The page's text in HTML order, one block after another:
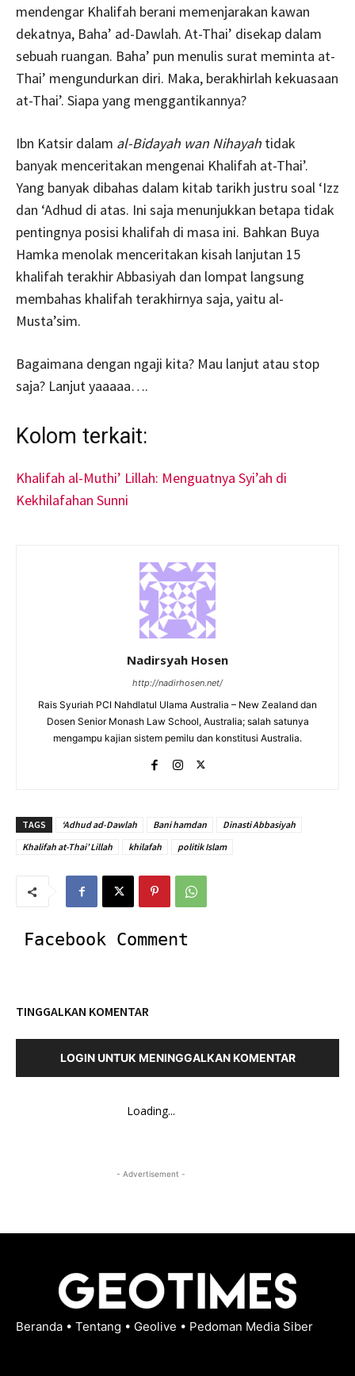
mendengar Khalifah berani memenjarakan kawan
dekatnya, Baha’ ad-Dawlah. At-Thai’ disekap dalam
sebuah ruangan. Baha’ pun menulis surat meminta at-
Thai’ mengundurkan diri. Maka, berakhirlah kekuasaan
at-Thai’. Siapa yang menggantikannya?
Ibn Katsir dalam al-Bidayah wan Nihayah tidak
banyak menceritakan mengenai Khalifah at-Thai’.
Yang banyak dibahas dalam kitab tarikh justru soal ‘Izz
dan ‘Adhud di atas. Ini saja menunjukkan betapa tidak
pentingnya posisi khalifah di masa ini. Bahkan Buya
Hamka menolak menceritakan kisah lanjutan 15
khalifah terakhir Abbasiyah dan lompat langsung
membahas khalifah terakhirnya saja, yaitu al-
Musta’sim.
Bagaimana dengan ngaji kita? Mau lanjut atau stop
saja? Lanjut yaaaaa….
Kolom terkait:
Khalifah al-Muthi’ Lillah: Menguatnya Syi’ah di
Kekhilafahan Sunni
Nadirsyah Hosen
http://nadirhosen.net/
Rais Syuriah PCI Nahdlatul Ulama Australia – New Zealand dan
Dosen Senior Monash Law School, Australia; salah satunya
mengampu kajian sistem pemilu dan konstitusi Australia.
TAGS ‘Adhud ad-Dawlah Bani hamdan
Dinasti Abbasiyah
Khalifah at-Thai’ Lillah
khilafah politik Islam
Facebook Comment
TINGGALKAN KOMENTAR
LOGIN UNTUK MENINGGALKAN KOMENTAR
Loading...
- Advertisement -
Beranda • Tentang • Geolive • Pedoman Media Siber